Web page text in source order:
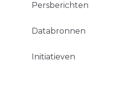
Persberichten
Databronnen
Initiatieven